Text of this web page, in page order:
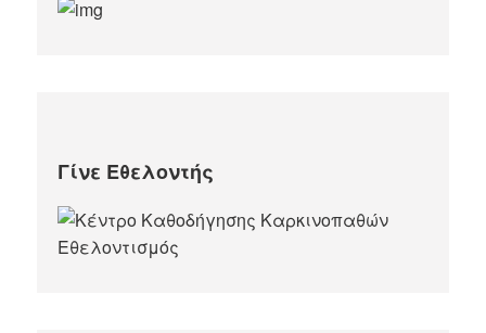
Γίνε Εθελοντής